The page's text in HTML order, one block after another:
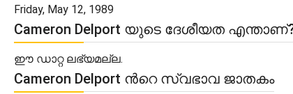
Friday, May 12, 1989
Cameron Delport യുടെ ദേശീയത
ഈ ഡാറ്റ ലഭ്യമല്ല.
Cameron Delport ൻറെ സ്വഭാവ ജാതകം